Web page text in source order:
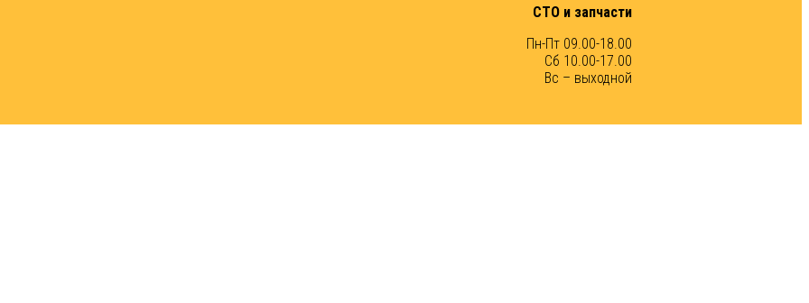
СТО и запчасти
Пн-Пт 09.00-18.00
Сб 10.00-17.00
Вс – выходной